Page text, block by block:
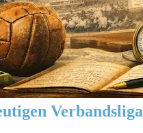
Verbandsliga